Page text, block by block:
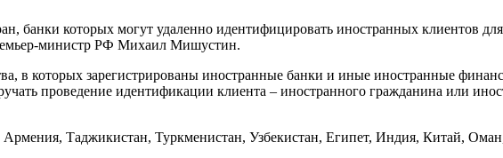
банки которых могут удаленно идентифицировать иностранных клиентов
министр РФ Михаил Мишустин.
в которых зарегистрированы иностранные банки и иные иностранные
проведение идентификации клиента – иностранного гражданина или
Таджикистан, Туркменистан, Узбекистан, Египет, Индия, Китай,